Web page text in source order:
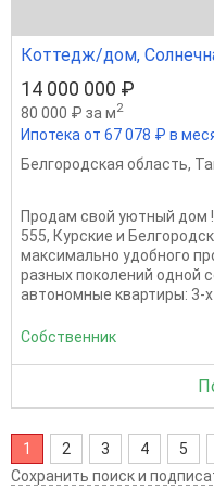
Коттедж/дом,
14 000 000 ₽
80 000 ₽ за м2
Ипотека от 67 078 ₽ в
Белгородская область,
Продам свой уютный дом
555, Курские и
максимально удобного
разных поколений одной
автономные квартиры: 3-х
Собственник
1 2 3 4 5
Сохранить поиск и